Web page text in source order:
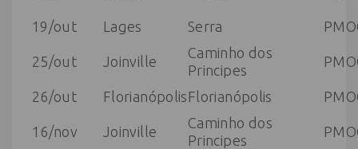
19/out Lages Serra
25/out Joinville
Caminho dos
Principes
26/out Florianópolis Florianópolis
16/nov Joinville
Caminho dos
Principes